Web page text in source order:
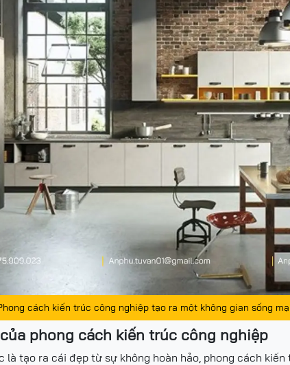
cách kiến trúc công nghiệp tạo ra một không gian sống
phong cách kiến trúc công nghiệp
là tạo ra cái đẹp từ sự không hoàn hảo, phong cách